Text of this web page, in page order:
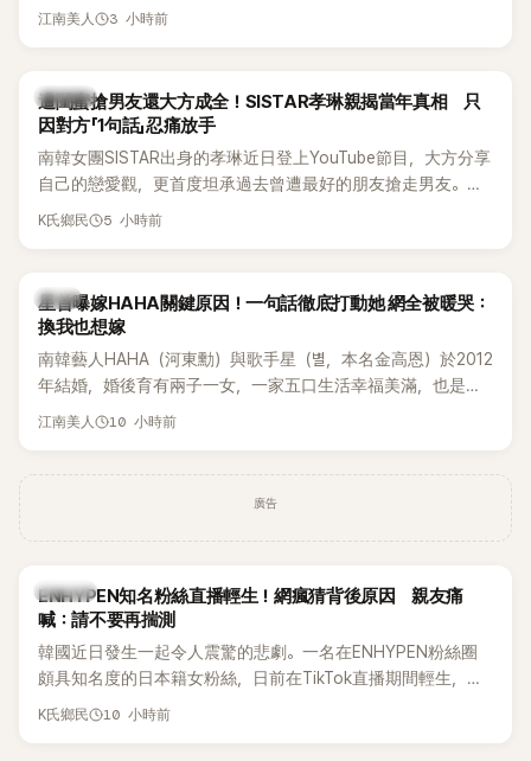
行動。不過，A並未停止發聲，持續透過社群平台公開爆料，反
的錄音內容，而A也首度承認自己過去曾是SHINee、NCT等偶
像團體的「站姐」，事件持續延燒。
江南美人 3 小時前
K-POP
遭閨蜜搶男友還大方成全！SISTAR孝琳親揭當年真相 只
因對方「1句話」忍痛放手
南韓女團SISTAR出身的孝琳近日登上YouTube節目，大方分享
自己的戀愛觀，更首度坦承過去曾遭最好的朋友搶走男友。她
表示，當時選擇瀟灑放手，但如果同樣的事情現在再發生，「我
K氏鄉民 5 小時前
韓星
星首曝嫁HAHA關鍵原因！一句話徹底打動她 網全被暖哭：
換我也想嫁
南韓藝人HAHA（河東勳）與歌手星（별，本名金高恩）於2012
年結婚，婚後育有兩子一女，一家五口生活幸福美滿，也是韓
國演藝圈公認的模範夫妻。近日，星首度公開當年決定嫁給
江南美人 10 小時前
廣告
K-POP
ENHYPEN知名粉絲直播輕生！網瘋猜背後原因 親友痛
喊：請不要再揣測
韓國近日發生一起令人震驚的悲劇。一名在ENHYPEN粉絲圈
頗具知名度的日本籍女粉絲，日前在TikTok直播期間輕生，最
終不幸身亡，消息曝光後震驚韓網，也讓不少粉絲湧入社群平
K氏鄉民 10 小時前